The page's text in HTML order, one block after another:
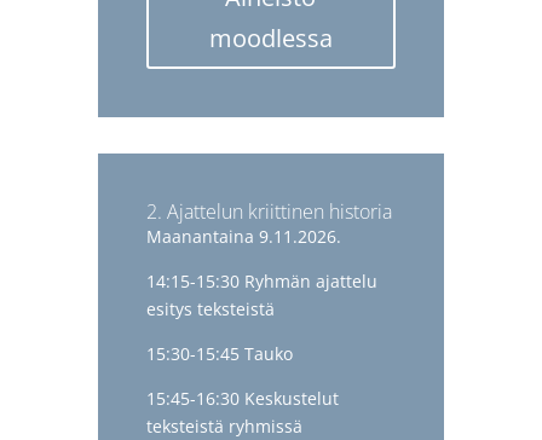
moodlessa
2. Ajattelun kriittinen historia
Maanantaina 9.11.2026.
14:15-15:30 Ryhmän ajattelu
esitys teksteistä
15:30-15:45 Tauko
15:45-16:30 Keskustelut
teksteistä ryhmissä